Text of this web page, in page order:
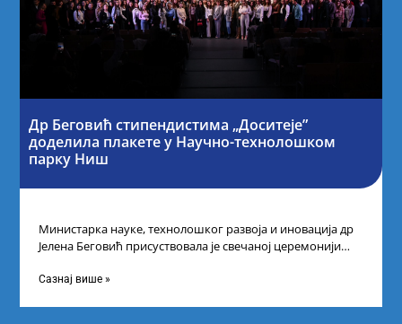
Др Беговић стипендистима „Доситеје”
доделила плакете у Научно-технолошком
парку Ниш
Министарка науке, технолошког развоја и иновација др
Јелена Беговић присуствовала је свечаној церемонији
„Доситеја” Фонда
Сазнај више »